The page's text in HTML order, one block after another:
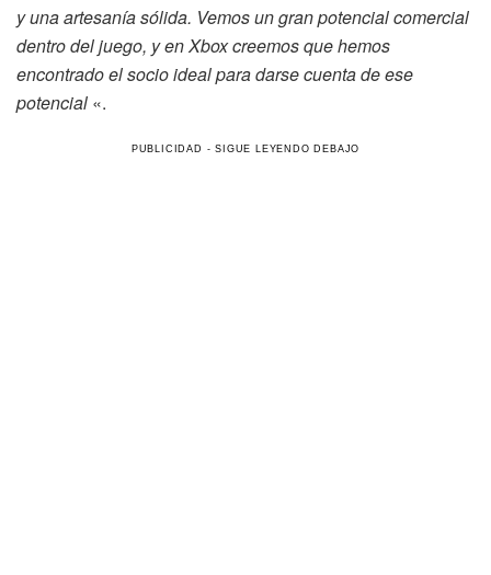
y una artesanía sólida. Vemos un gran potencial comercial
dentro del juego, y en Xbox creemos que hemos
encontrado el socio ideal para darse cuenta de ese
potencial «.